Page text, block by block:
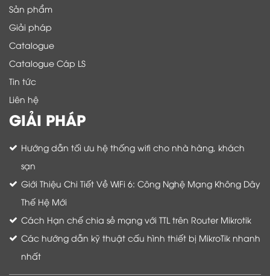
Sản phẩm
Giải pháp
Catalogue
Catalogue Cáp LS
Tin tức
Liên hệ
GIẢI PHÁP
Hướng dẫn tối ưu hệ thống wifi cho nhà hàng, khách
sạn
Giới Thiệu Chi Tiết Về WiFi 6: Công Nghệ Mạng Không Dây
Thế Hệ Mới
Cách Hạn chế chia sẻ mạng với TTL trên Router Mikrotik
Các hướng dẫn kỹ thuật cấu hình thiết bị MikroTik nhanh
nhất